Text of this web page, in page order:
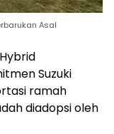
Asal
Suzuki
ramah
diadopsi oleh